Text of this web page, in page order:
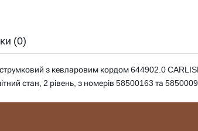
(0)
з кевларовим кордом 644902.0
стан, 2 рівень, з номерів 58500163 та